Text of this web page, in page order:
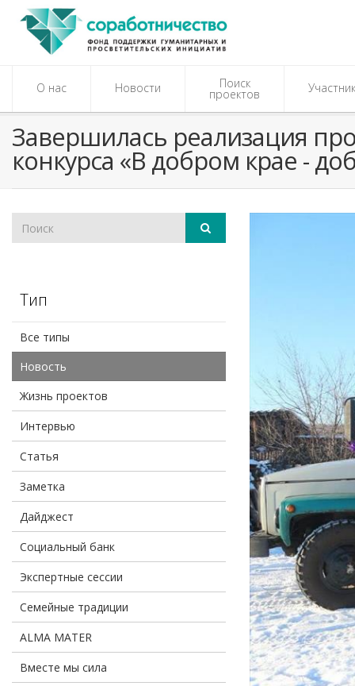
О нас Новости Поиск
проектов
Завершилась реализация
конкурса «В добром крае -
Тип
Все типы
Новость
Жизнь проектов
Интервью
Статья
Заметка
Дайджест
Социальный банк
Экспертные сессии
Семейные традиции
ALMA MATER
Вместе мы сила